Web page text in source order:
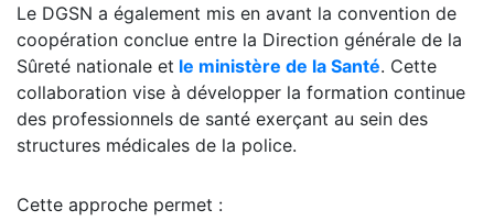
Le DGSN a également mis en avant la convention de
coopération conclue entre la Direction générale de la
Sûreté nationale et le ministère de la Santé. Cette
collaboration vise à développer la formation continue
des professionnels de santé exerçant au sein des
structures médicales de la police.
Cette approche permet :